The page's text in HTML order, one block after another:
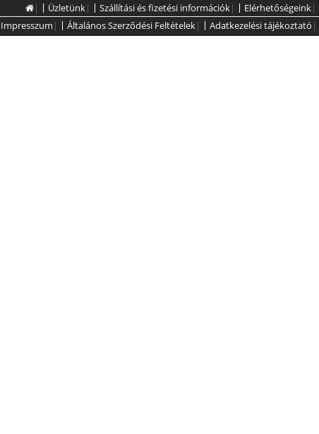
| Üzletünk| Szállítási és fizetési információk| Elérhetőségeink|
Impresszum | Általános Szerződési Feltételek| Adatkezelési tájékoztató |